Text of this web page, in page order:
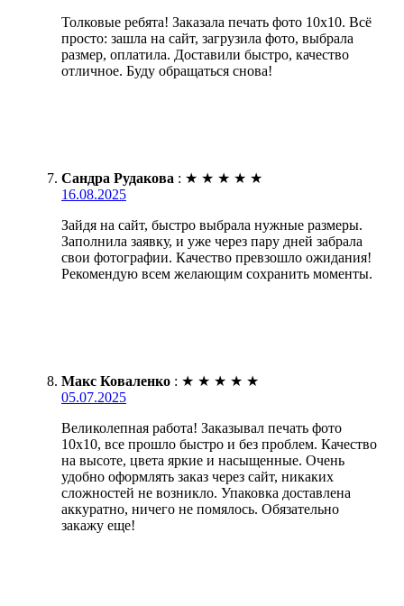
Толковые ребята! Заказала печать фото 10х10. Всё
просто: зашла на сайт, загрузила фото, выбрала
размер, оплатила. Доставили быстро, качество
отличное. Буду обращаться снова!
Сандра Рудакова : ★ ★ ★ ★ ★
16.08.2025
Зайдя на сайт, быстро выбрала нужные размеры.
Заполнила заявку, и уже через пару дней забрала
свои фотографии. Качество превзошло ожидания!
Рекомендую всем желающим сохранить моменты.
Макс Коваленко : ★ ★ ★ ★ ★
05.07.2025
Великолепная работа! Заказывал печать фото
10х10, все прошло быстро и без проблем. Качество
на высоте, цвета яркие и насыщенные. Очень
удобно оформлять заказ через сайт, никаких
сложностей не возникло. Упаковка доставлена
аккуратно, ничего не помялось. Обязательно
закажу еще!